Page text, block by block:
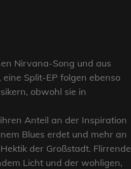
Nirvana-Song und aus
eine Split-EP folgen ebenso
obwohl sie in
Anteil an der Inspiration
Blues erdet und mehr an
der Großstadt. Flirrende
Licht und der wohligen,